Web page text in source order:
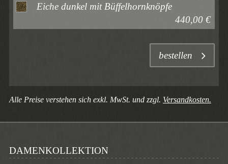
Eiche dunkel mit Büffelhornknöpfe
440,00 €
bestellen
Alle Preise verstehen sich exkl. MwSt. und zzgl. Versandkosten.
DAMENKOLLEKTION